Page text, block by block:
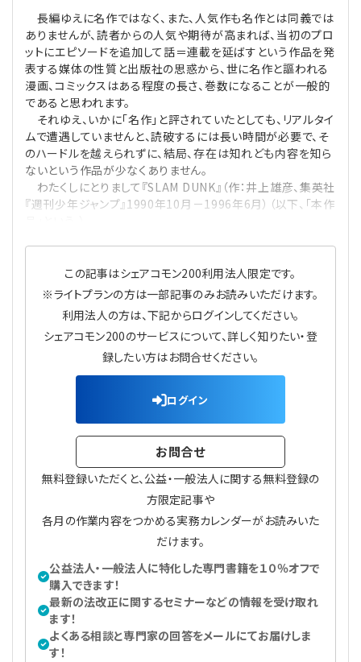
NEWS・TOPIC・特報
【連載】オピニオンリーダーのnote
【連載】会計相談室
【連載】公益法人運営実務の処方箋
【連載】公益法人会計検定試験一問一答
【連載】事例に学ぶ立入検査で想定される指摘事項
【連載】シェアコモン200インタビュー
【連載】シェアコモン200 誌上相談室
【連載】実務と税務のポイント
【連載】事務局だよりPLUS
【連載】悩みと向き合う経営学
【連載】非営利法人AtoZei
【連載】労務管理の歩き方
【連載】IT実務一問一答
登録案内
専門誌一覧
お問合せ
プライバシーポリシー
長編ゆえに名作ではなく、また、人気作も名作とは同義では
ありませんが、読者からの人気や期待が高まれば、当初のプロ
ットにエピソードを追加して話＝連載を延ばすという作品を発
表する媒体の性質と出版社の思惑から、世に名作と謳われる
漫画、コミックスはある程度の長さ、巻数になることが一般的
であると思われます。
それゆえ、いかに「名作」と評されていたとしても、リアルタイ
ムで遭遇していませんと、読破するには長い時間が必要で、そ
のハードルを越えられずに、結局、存在は知れども内容を知ら
ないという作品が少なくありません。
わたくしにとりまして『SLAM DUNK』（作：井上雄彦、集英社
『週刊少年ジャンプ』1990年10月－1996年6月）（以下、「本作
この記事はシェアコモン200利用法人限定です。
※ライトプランの方は一部記事のみお読みいただけます。
利用法人の方は、下記からログインしてください。
シェアコモン200のサービスについて、詳しく知りたい・登
録したい方はお問合せください。
ログイン
お問合せ
無料登録いただくと、公益・一般法人に関する無料登録の
方限定記事や
各月の作業内容をつかめる実務カレンダーがお読みいた
だけます。
公益法人・一般法人に特化した専門書籍を１０％オフで
購入できます！
最新の法改正に関するセミナーなどの情報を受け取れ
ます！
よくある相談と専門家の回答をメールにてお届けしま
す！